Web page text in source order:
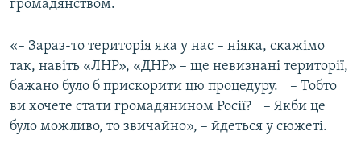
громадянством.
«– Зараз-то територія яка у нас – ніяка, скажімо
так, навіть «ЛНР», «ДНР» – ще невизнані території,
бажано було б прискорити цю процедуру. – Тобто
ви хочете стати громадянином Росії? – Якби це
було можливо, то звичайно», – йдеться у сюжеті.